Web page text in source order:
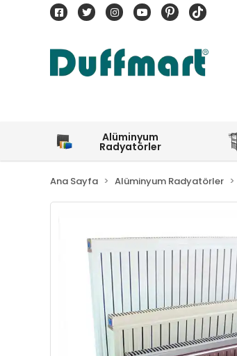
Alüminyum
Radyatörler
Ana Sayfa Alüminyum Radyatörler